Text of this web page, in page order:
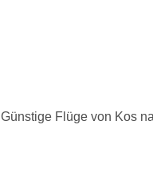
Günstige Flüge von Kos